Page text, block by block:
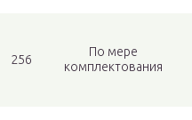
256
По мере
комплектования